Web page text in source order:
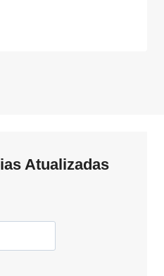
Atualizadas